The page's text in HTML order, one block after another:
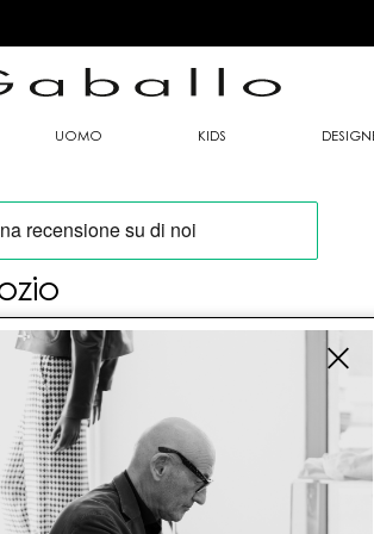
UOMO KIDS
articolo solo presso i nostri
00053 Civitavecchia (RM)